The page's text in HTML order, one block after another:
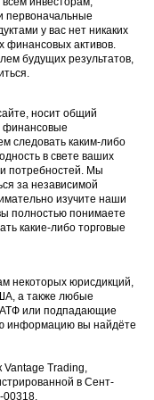
первоначальные
у вас нет никаких
финансовых активов.
будущих результатов,
носит общий
финансовые
следовать каким-либо
в свете ваших
потребностей. Мы
за независимой
изучите наши
полностью понимаете
какие-либо торговые
некоторых юрисдикций,
а также любые
или подпадающие
информацию вы найдёте
Vantage Trading,
в Сент-
00318.